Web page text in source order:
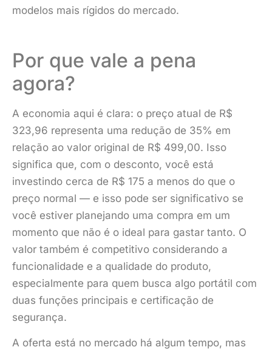
modelos mais rígidos do mercado.
Por que vale a pena
agora?
A economia aqui é clara: o preço atual de R$
323,96 representa uma redução de 35% em
relação ao valor original de R$ 499,00. Isso
significa que, com o desconto, você está
investindo cerca de R$ 175 a menos do que o
preço normal — e isso pode ser significativo se
você estiver planejando uma compra em um
momento que não é o ideal para gastar tanto. O
valor também é competitivo considerando a
funcionalidade e a qualidade do produto,
especialmente para quem busca algo portátil com
duas funções principais e certificação de
segurança.
A oferta está no mercado há algum tempo, mas